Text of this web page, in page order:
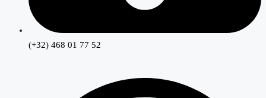
(+32) 468 01 77 52